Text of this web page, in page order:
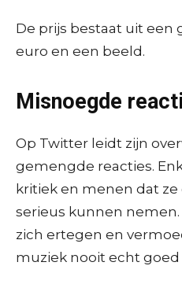
De prijs bestaat uit een
euro en een beeld.
Misnoegde
Op Twitter leidt zijn
gemengde reacties.
kritiek en menen dat
serieus kunnen
zich ertegen en
muziek nooit echt